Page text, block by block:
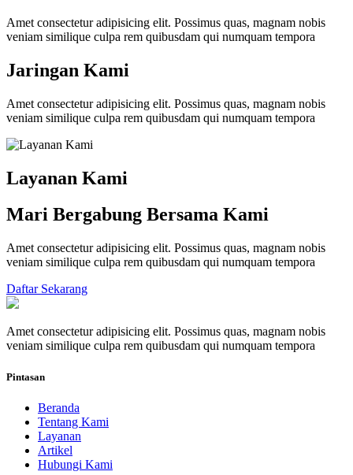
Amet consectetur adipisicing elit. Possimus quas, magnam nobis
veniam similique culpa rem quibusdam qui numquam tempora
Jaringan Kami
Amet consectetur adipisicing elit. Possimus quas, magnam nobis
veniam similique culpa rem quibusdam qui numquam tempora
Layanan Kami
Mari Bergabung Bersama Kami
Amet consectetur adipisicing elit. Possimus quas, magnam nobis
veniam similique culpa rem quibusdam qui numquam tempora
Daftar Sekarang
Amet consectetur adipisicing elit. Possimus quas, magnam nobis
veniam similique culpa rem quibusdam qui numquam tempora
Pintasan
Beranda
Tentang Kami
Layanan
Artikel
Hubungi Kami